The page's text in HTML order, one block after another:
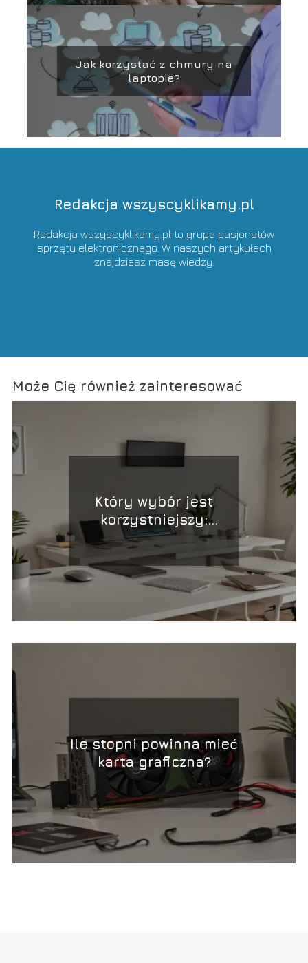
Jak korzystać z chmury na
laptopie?
Redakcja wszyscyklikamy.pl
Redakcja wszyscyklikamy.pl to grupa pasjonatów
sprzętu elektronicznego. W naszych artykułach
znajdziesz masę wiedzy.
Może Cię również zainteresować
Który wybór jest
korzystniejszy:
komputer stacjonarny
czy laptop?
Ile stopni powinna mieć
karta graficzna?